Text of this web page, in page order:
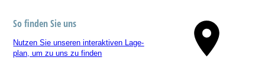
So finden Sie uns
Nutzen Sie unseren interaktiven La­ge­
plan, um zu uns zu finden